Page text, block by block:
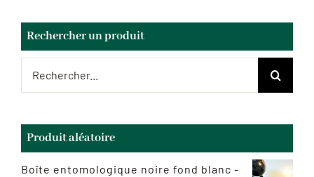
Rechercher un produit
Produit aléatoire
Boîte entomologique noire fond blanc -